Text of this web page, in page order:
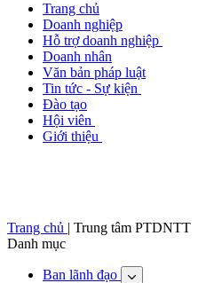
Trang chủ
Doanh nghiệp
Hỗ trợ doanh nghiệp
Doanh nhân
Văn bản pháp luật
Tin tức - Sự kiện
Đào tạo
Hội viên
Giới thiệu
Trang chủ | Trung tâm PTDNTT
Danh mục
Ban lãnh đạo